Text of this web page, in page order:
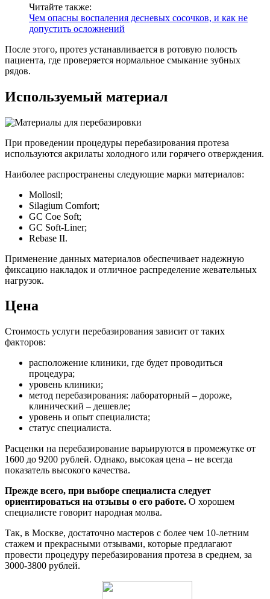
Читайте также:
Чем опасны воспаления десневых сосочков, и как не
допустить осложнений
После этого, протез устанавливается в ротовую полость
пациента, где проверяется нормальное смыкание зубных
рядов.
Используемый материал
При проведении процедуры перебазирования протеза
используются акрилаты холодного или горячего отверждения.
Наиболее распространены следующие марки материалов:
Mollosil;
Silagium Comfort;
GC Coe Soft;
GC Soft-Liner;
Rebase II.
Применение данных материалов обеспечивает надежную
фиксацию накладок и отличное распределение жевательных
нагрузок.
Цена
Стоимость услуги перебазирования зависит от таких
факторов:
расположение клиники, где будет проводиться
процедура;
уровень клиники;
метод перебазирования: лабораторный – дороже,
клинический – дешевле;
уровень и опыт специалиста;
статус специалиста.
Расценки на перебазирование варьируются в промежутке от
1600 до 9200 рублей. Однако, высокая цена – не всегда
показатель высокого качества.
Прежде всего, при выборе специалиста следует
ориентироваться на отзывы о его работе. О хорошем
специалисте говорит народная молва.
Так, в Москве, достаточно мастеров с более чем 10-летним
стажем и прекрасными отзывами, которые предлагают
провести процедуру перебазирования протеза в среднем, за
3000-3800 рублей.